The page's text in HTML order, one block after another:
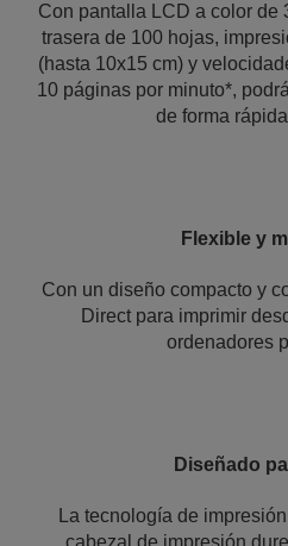
Con pantalla LCD a color de
trasera de 100 hojas,
(hasta 10x15 cm) y
10 páginas por minuto*,
de forma
Flexible y
Con un diseño compacto y
Direct para imprimir
ordenadores
Diseñado
La tecnología de
cabezal de impresión